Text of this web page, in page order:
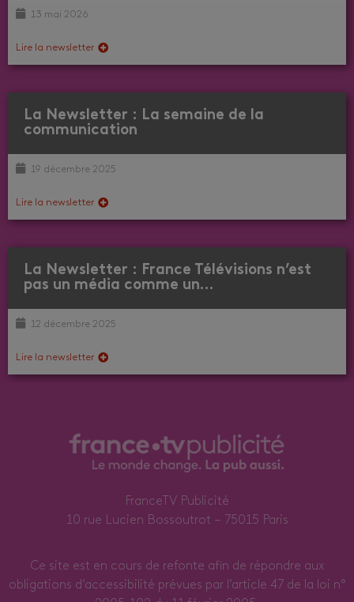
13 mai 2026
Lire la newsletter
La Newsletter : La semaine de la
communication
19 décembre 2025
Lire la newsletter
La Newsletter : France Télévisions n’est
pas un média comme un…
12 décembre 2025
Lire la newsletter
FranceTV Publicité
10 rue Lucien Bossoutrot – 75015 Paris
Ce site est en cours de refonte afin de répondre aux
obligations d’accessibilité prévues par l’article 47 de la loi n°